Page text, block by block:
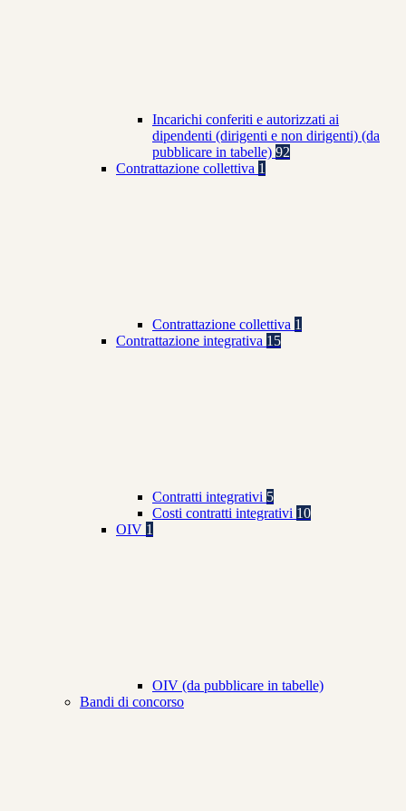
Incarichi conferiti e autorizzati ai
dipendenti (dirigenti e non dirigenti) (da
pubblicare in tabelle) 92
Contrattazione collettiva 1
Contrattazione collettiva 1
Contrattazione integrativa 15
Contratti integrativi 5
Costi contratti integrativi 10
OIV 1
OIV (da pubblicare in tabelle)
Bandi di concorso